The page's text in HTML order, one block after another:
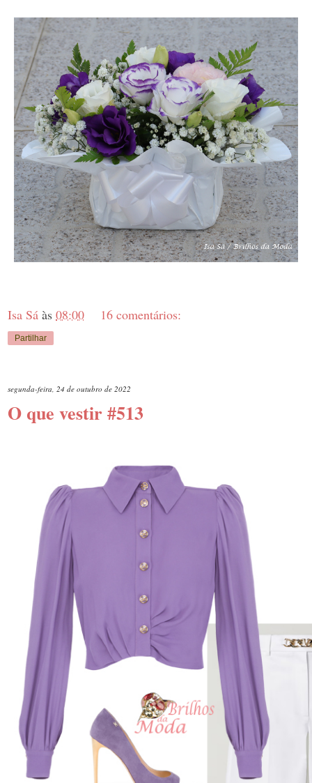
Isa Sá às 08:00 16 comentários:
Partilhar
segunda-feira, 24 de outubro de 2022
O que vestir #513